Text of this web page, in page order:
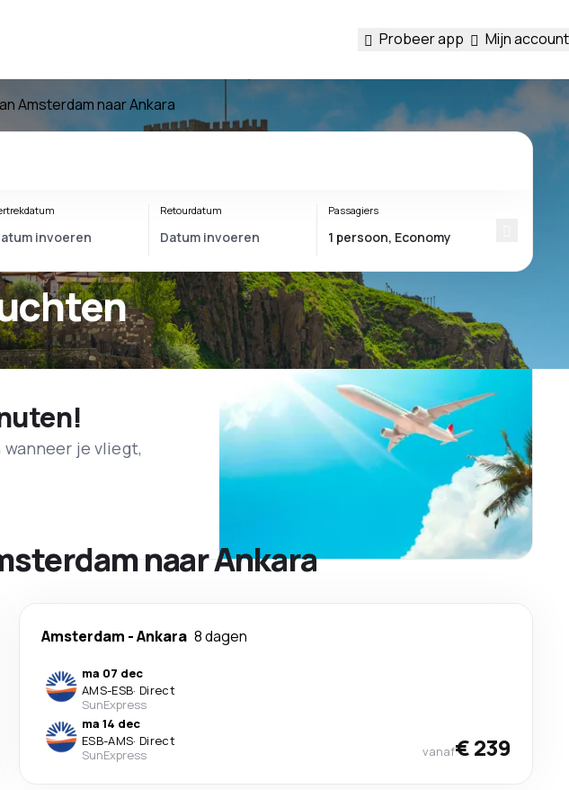
Probeer app Mijn account
Amsterdam naar Ankara
Retourdatum Passagiers
wanneer je vliegt,
naar Ankara
Amsterdam -Ankara 8 dagen
ma 07 dec
AMS-ESB· Direct
SunExpress
ma 14 dec
ESB-AMS· Direct
SunExpress
vanaf€ 239